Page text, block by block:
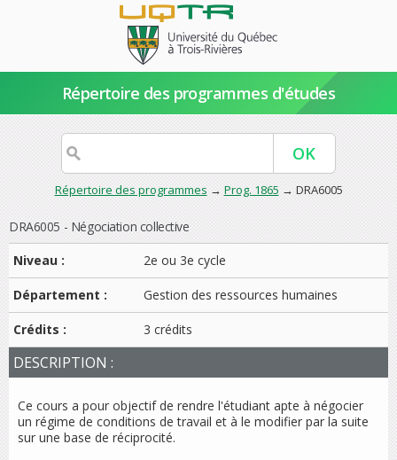
Répertoire des programmes d'études
Répertoire des programmes → Prog. 1865 → DRA6005
DRA6005 - Négociation collective
Niveau :
2e ou 3e cycle
Département : Gestion des ressources humaines
Crédits : 3 crédits
DESCRIPTION :
Ce cours a pour objectif de rendre l'étudiant apte à négocier
un régime de conditions de travail et à le modifier par la suite
sur une base de réciprocité.